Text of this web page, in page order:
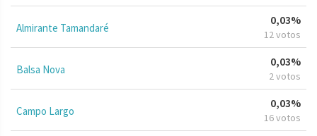
Almirante Tamandaré
0,03%
12 votos
Balsa Nova
0,03%
2 votos
Campo Largo
0,03%
16 votos